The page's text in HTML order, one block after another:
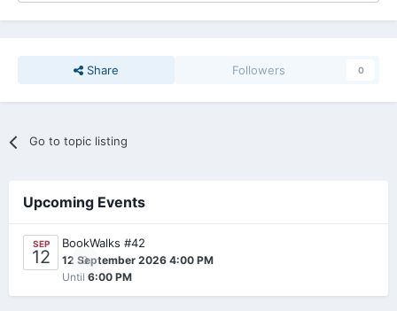
Share Followers 0
Go to topic listing
Upcoming Events
SEP
12 0
BookWalks #42
12 September 2026 4:00 PM
Until 6:00 PM